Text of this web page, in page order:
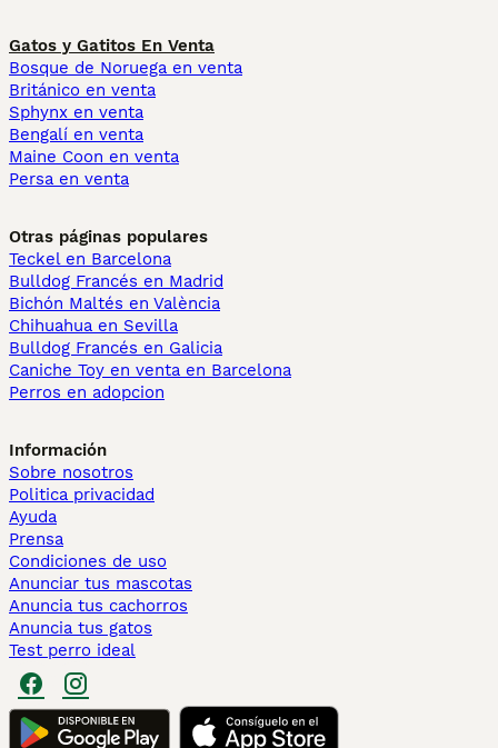
Gatos y Gatitos En Venta
Bosque de Noruega en venta
Británico en venta
Sphynx en venta
Bengalí en venta
Maine Coon en venta
Persa en venta
Otras páginas populares
Teckel en Barcelona
Bulldog Francés en Madrid
Bichón Maltés en València
Chihuahua en Sevilla
Bulldog Francés en Galicia
Caniche Toy en venta en Barcelona
Perros en adopcion
Información
Sobre nosotros
Politica privacidad
Ayuda
Prensa
Condiciones de uso
Anunciar tus mascotas
Anuncia tus cachorros
Anuncia tus gatos
Test perro ideal